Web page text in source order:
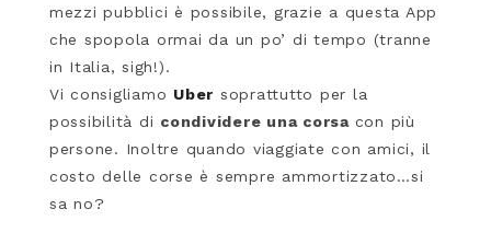
mezzi pubblici è possibile, grazie a questa App
che spopola ormai da un po’ di tempo (tranne
in Italia, sigh!).
Vi consigliamo Uber soprattutto per la
possibilità di condividere una corsa con più
persone. Inoltre quando viaggiate con amici, il
costo delle corse è sempre ammortizzato…si
sa no?